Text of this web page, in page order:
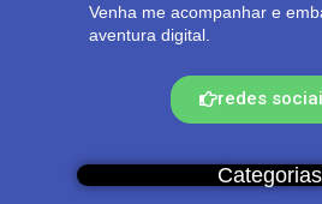
Venha me acompanhar e
aventura digital.
redes
Categorias